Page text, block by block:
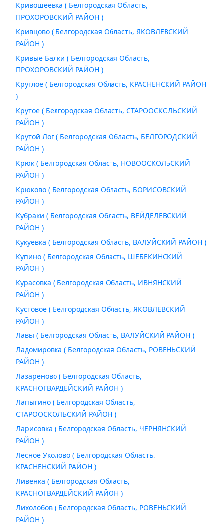
Кривошеевка ( Белгородская Область,
ПРОХОРОВСКИЙ РАЙОН )
Кривцово ( Белгородская Область, ЯКОВЛЕВСКИЙ
РАЙОН )
Кривые Балки ( Белгородская Область,
ПРОХОРОВСКИЙ РАЙОН )
Круглое ( Белгородская Область, КРАСНЕНСКИЙ РАЙОН
)
Крутое ( Белгородская Область, СТАРООСКОЛЬСКИЙ
РАЙОН )
Крутой Лог ( Белгородская Область, БЕЛГОРОДСКИЙ
РАЙОН )
Крюк ( Белгородская Область, НОВООСКОЛЬСКИЙ
РАЙОН )
Крюково ( Белгородская Область, БОРИСОВСКИЙ
РАЙОН )
Кубраки ( Белгородская Область, ВЕЙДЕЛЕВСКИЙ
РАЙОН )
Кукуевка ( Белгородская Область, ВАЛУЙСКИЙ РАЙОН )
Купино ( Белгородская Область, ШЕБЕКИНСКИЙ
РАЙОН )
Курасовка ( Белгородская Область, ИВНЯНСКИЙ
РАЙОН )
Кустовое ( Белгородская Область, ЯКОВЛЕВСКИЙ
РАЙОН )
Лавы ( Белгородская Область, ВАЛУЙСКИЙ РАЙОН )
Ладомировка ( Белгородская Область, РОВЕНЬСКИЙ
РАЙОН )
Лазареново ( Белгородская Область,
КРАСНОГВАРДЕЙСКИЙ РАЙОН )
Лапыгино ( Белгородская Область,
СТАРООСКОЛЬСКИЙ РАЙОН )
Ларисовка ( Белгородская Область, ЧЕРНЯНСКИЙ
РАЙОН )
Лесное Уколово ( Белгородская Область,
КРАСНЕНСКИЙ РАЙОН )
Ливенка ( Белгородская Область,
КРАСНОГВАРДЕЙСКИЙ РАЙОН )
Лихолобов ( Белгородская Область, РОВЕНЬСКИЙ
РАЙОН )